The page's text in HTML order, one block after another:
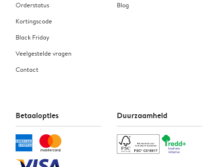
Orderstatus
Kortingscode
Black Friday
Veelgestelde vragen
Contact
Blog
Betaalopties Duurzaamheid